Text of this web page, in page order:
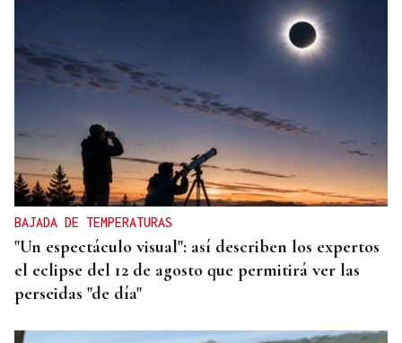
BAJADA DE TEMPERATURAS
"Un espectáculo visual": así describen los expertos
el eclipse del 12 de agosto que permitirá ver las
perseidas "de día"